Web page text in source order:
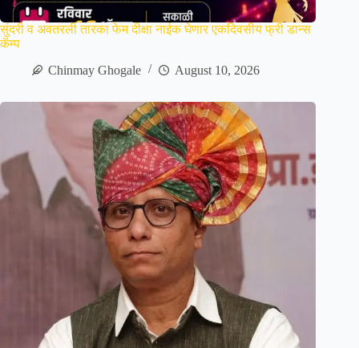
सुंदरी व अवतरली तारका फेम दीक्षा नाईक घेणार एकदिवसीय फ्री डान्स
कॅम्प
Chinmay Ghogale
August 10, 2026